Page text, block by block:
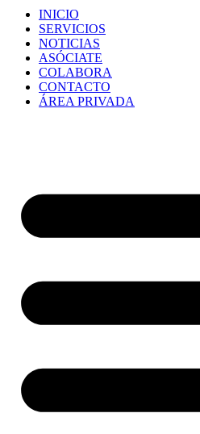
INICIO
SERVICIOS
NOTICIAS
ASÓCIATE
COLABORA
CONTACTO
ÁREA PRIVADA